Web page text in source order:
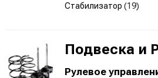
Стабилизатор (19)
Подвеска и
Рулевое